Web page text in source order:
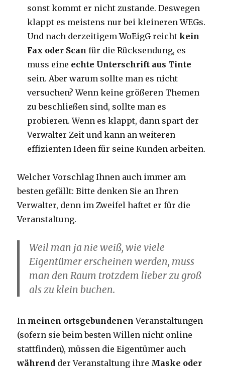
sonst kommt er nicht zustande. Deswegen
klappt es meistens nur bei kleineren WEGs.
Und nach derzeitigem WoEigG reichtkein
Fax oder Scan für die Rücksendung, es
muss eine echte Unterschrift aus Tinte
sein. Aber warum sollte man es nicht
versuchen? Wenn keine größeren Themen
zu beschließen sind, sollte man es
probieren. Wenn es klappt, dann spart der
Verwalter Zeit und kann an weiteren
effizienten Ideen für seine Kunden arbeiten.
Welcher Vorschlag Ihnen auch immer am
besten gefällt: Bitte denken Sie an Ihren
Verwalter, denn im Zweifel haftet er für die
Veranstaltung.
Weil man ja nie weiß, wie viele
Eigentümer erscheinen werden, muss
man den Raum trotzdem lieber zu groß
als zu klein buchen.
In meinen ortsgebundenen Veranstaltungen
(sofern sie beim besten Willen nicht online
stattfinden), müssen die Eigentümer auch
während der Veranstaltung ihre Maske oder